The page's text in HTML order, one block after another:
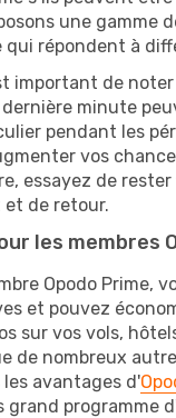
une gamme
répondent à
important de
minute
pendant les
vos
essayez de
et de retour.
les membres
Opodo Prime,
et pouvez
sur vos vols,
de nombreux
avantages d'
grand programme